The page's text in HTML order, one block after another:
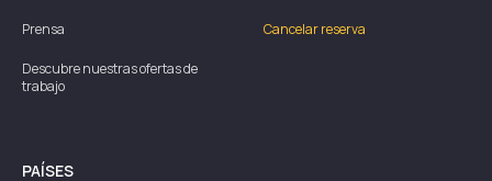
Prensa
Descubre nuestras ofertas de
trabajo
Cancelar reserva
PAÍSES